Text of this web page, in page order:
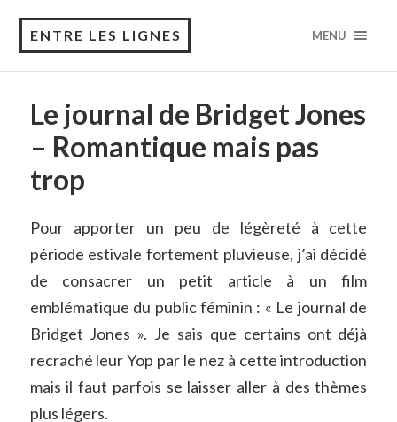
ENTRE LES LIGNES MENU
Le journal de Bridget Jones
– Romantique mais pas
trop
Pour apporter un peu de légèreté à cette
période estivale fortement pluvieuse, j’ai décidé
de consacrer un petit article à un film
emblématique du public féminin : « Le journal de
Bridget Jones ». Je sais que certains ont déjà
recraché leur Yop par le nez à cette introduction
mais il faut parfois se laisser aller à des thèmes
plus légers.